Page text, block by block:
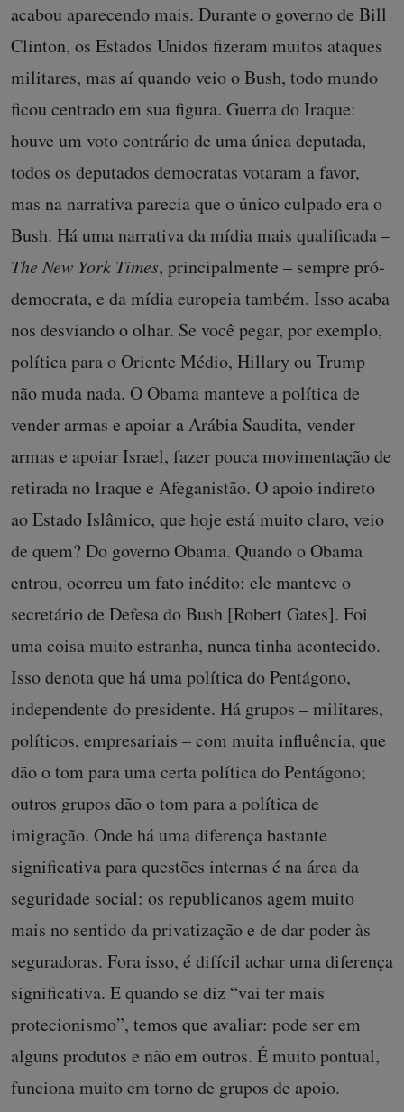
acabou aparecendo mais. Durante o governo de Bill
Clinton, os Estados Unidos fizeram muitos ataques
militares, mas aí quando veio o Bush, todo mundo
ficou centrado em sua figura. Guerra do Iraque:
houve um voto contrário de uma única deputada,
todos os deputados democratas votaram a favor,
mas na narrativa parecia que o único culpado era o
Bush. Há uma narrativa da mídia mais qualificada –
The New York Times, principalmente – sempre pró-
democrata, e da mídia europeia também. Isso acaba
nos desviando o olhar. Se você pegar, por exemplo,
política para o Oriente Médio, Hillary ou Trump
não muda nada. O Obama manteve a política de
vender armas e apoiar a Arábia Saudita, vender
armas e apoiar Israel, fazer pouca movimentação de
retirada no Iraque e Afeganistão. O apoio indireto
ao Estado Islâmico, que hoje está muito claro, veio
de quem? Do governo Obama. Quando o Obama
entrou, ocorreu um fato inédito: ele manteve o
secretário de Defesa do Bush [Robert Gates]. Foi
uma coisa muito estranha, nunca tinha acontecido.
Isso denota que há uma política do Pentágono,
independente do presidente. Há grupos – militares,
políticos, empresariais – com muita influência, que
dão o tom para uma certa política do Pentágono;
outros grupos dão o tom para a política de
imigração. Onde há uma diferença bastante
significativa para questões internas é na área da
seguridade social: os republicanos agem muito
mais no sentido da privatização e de dar poder às
seguradoras. Fora isso, é difícil achar uma diferença
significativa. E quando se diz “vai ter mais
protecionismo”, temos que avaliar: pode ser em
alguns produtos e não em outros. É muito pontual,
funciona muito em torno de grupos de apoio.